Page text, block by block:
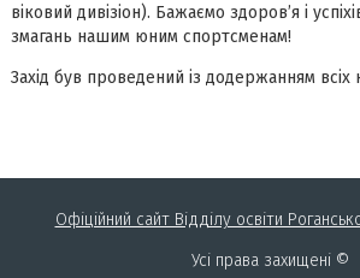
віковий дивізіон). Бажаємо здоров’я і
змагань нашим юним спортсменам!
Захід був проведений із додержанням всіх
Офіційний сайт Відділу освіти
Усі права захищені ©